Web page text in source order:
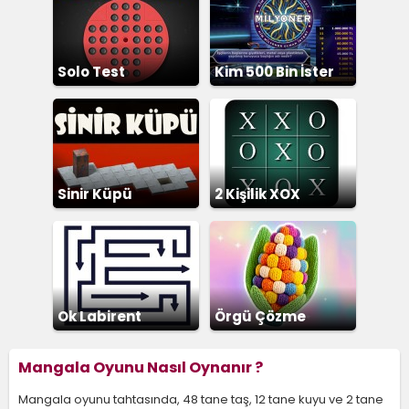
Solo Test Kim 500 Bin İster
Sinir Küpü 2 Kişilik XOX
Ok Labirent
Örgü Çözme
Mangala Oyunu Nasıl Oynanır ?
Mangala oyunu tahtasında, 48 tane taş, 12 tane kuyu ve 2 tane